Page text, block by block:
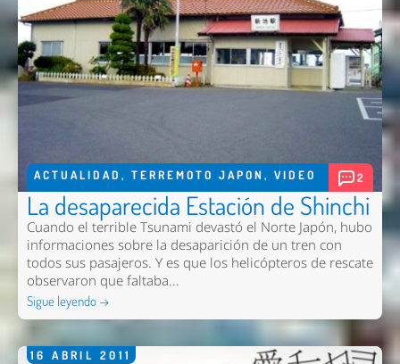
ACTUALIDAD , TERREMOTO JAPON , VIDEO 2
La desaparecida Estación de Shinchi
Cuando el terrible Tsunami devastó el Norte Japón, hubo
informaciones sobre la desaparición de un tren con
todos sus pasajeros. Y es que los helicópteros de rescate
observaron que faltaba...
Sigue leyendo →
16 ABRIL 2011